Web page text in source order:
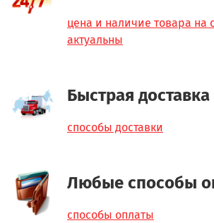
цена и наличие товара на
актуальны
Быстрая
способы доставки
Любые способы
способы оплаты